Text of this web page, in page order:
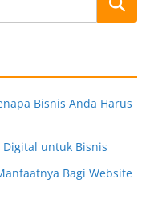
Bisnis Anda Harus
Digital untuk Bisnis
Bagi Website